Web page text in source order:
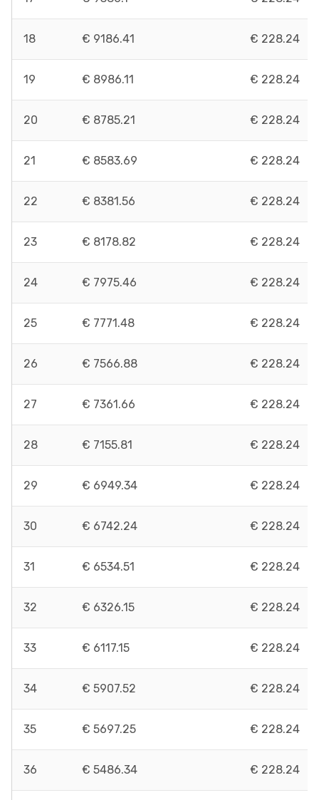
18 € 9186.41 € 228.24
19 € 8986.11 € 228.24
20 € 8785.21 € 228.24
21 € 8583.69 € 228.24
22 € 8381.56 € 228.24
23 € 8178.82 € 228.24
24 € 7975.46 € 228.24
25 € 7771.48 € 228.24
26 € 7566.88 € 228.24
27 € 7361.66 € 228.24
28 € 7155.81 € 228.24
29 € 6949.34 € 228.24
30 € 6742.24 € 228.24
31 € 6534.51 € 228.24
32 € 6326.15 € 228.24
33 € 6117.15 € 228.24
34 € 5907.52 € 228.24
35 € 5697.25 € 228.24
36 € 5486.34 € 228.24